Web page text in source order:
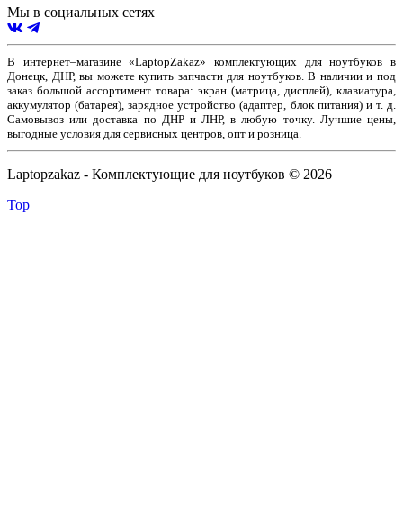
Мы в социальных сетях
В интернет–магазине «LaptopZakaz» комплектующих для ноутбуков в
Донецк, ДНР, вы можете купить запчасти для ноутбуков. В наличии и под
заказ большой ассортимент товара: экран (матрица, дисплей), клавиатура,
аккумулятор (батарея), зарядное устройство (адаптер, блок питания) и т. д.
Самовывоз или доставка по ДНР и ЛНР, в любую точку. Лучшие цены,
выгодные условия для сервисных центров, опт и розница.
Laptopzakaz - Комплектующие для ноутбуков © 2026
Top